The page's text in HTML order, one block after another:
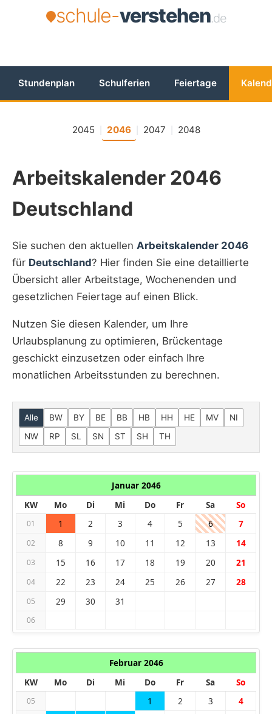
schule-verstehen.de
Stundenplan Schulferien Feiertage
2045 2046 2047 2048
Arbeitskalender 2046
Deutschland
Sie suchen den aktuellen Arbeitskalender 2046
für Deutschland? Hier finden Sie eine detaillierte
Übersicht aller Arbeitstage, Wochenenden und
gesetzlichen Feiertage auf einen Blick.
Nutzen Sie diesen Kalender, um Ihre
Urlaubsplanung zu optimieren, Brückentage
geschickt einzusetzen oder einfach Ihre
monatlichen Arbeitsstunden zu berechnen.
Alle BW BY BE BB HB HH HE MV
NI
NW
RP SL SN ST SH TH
Januar 2046
KW
Mo Di Mi Do Fr Sa So
01 1 2 3 4 5 6 7
02 8 9 10 11 12 13 14
03 15 16 17 18 19 20 21
04 22 23 24 25 26 27 28
05 29 30 31
06
Februar 2046
KW
Mo Di Mi Do Fr Sa So
05 1 2 3 4